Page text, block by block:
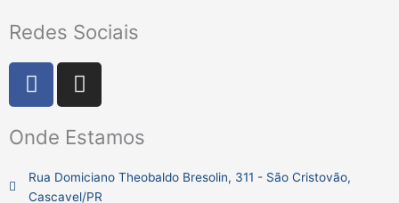
Redes Sociais
F
a
e
o
I
n
t
g
Onde Estamos
Rua Domiciano Theobaldo Bresolin, 311 - São Cristovão,
Cascavel/PR